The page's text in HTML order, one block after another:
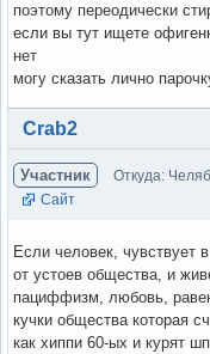
поэтому переодически
если вы тут ищете
нет
могу сказать лично
Вне форума
Crab2
Участник Откуда:
Сайт
Если человек, чувствует
от устоев общества, и
пациффизм, любовь,
кучки общества которая
как хиппи 60-ых и курят